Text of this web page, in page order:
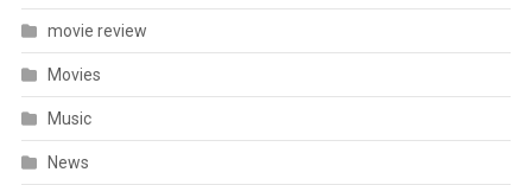
movie review
Movies
Music
News